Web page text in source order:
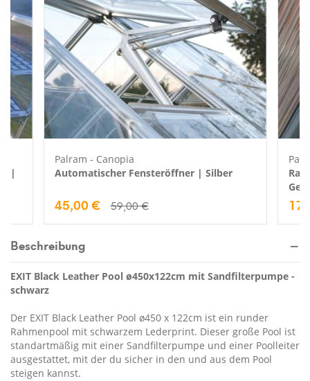
|
Palram - Canopia
Automatischer Fensteröffner | Silber
45,00 € 59,00 €
Beschreibung
EXIT Black Leather Pool ø450x122cm mit Sandfilterpumpe -
schwarz
Der EXIT Black Leather Pool ø450 x 122cm ist ein runder
Rahmenpool mit schwarzem Lederprint. Dieser große Pool ist
standartmäßig mit einer Sandfilterpumpe und einer Poolleiter
ausgestattet, mit der du sicher in den und aus dem Pool
steigen kannst.